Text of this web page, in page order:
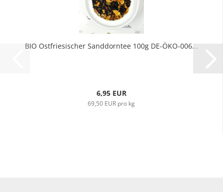
BIO Ostfriesischer Sanddorntee 100g DE-ÖKO-006...
6,95 EUR
69,50 EUR pro kg